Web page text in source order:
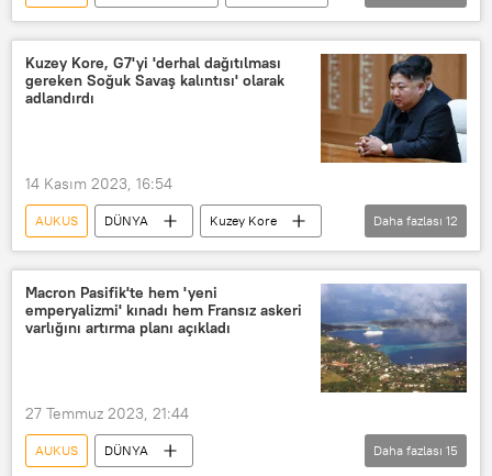
ABD
Nükleer
nükleer füze
Nükleer silah
Donanma
Joe Biden
Çin
Asya
Kuzey Kore, G7'yi 'derhal dağıtılması
gereken Soğuk Savaş kalıntısı' olarak
adlandırdı
14 Kasım 2023, 16:54
AUKUS DÜNYA
Kuzey Kore
Kuzey Kore Dışişleri Bakanlığı
G7
G7 Zirvesi
Almanya
Fransa
Japonya
Daha fazlası 12
Macron Pasifik'te hem 'yeni
emperyalizmi' kınadı hem Fransız askeri
varlığını artırma planı açıkladı
27 Temmuz 2023, 21:44
AUKUS
DÜNYA
Daha fazlası 15